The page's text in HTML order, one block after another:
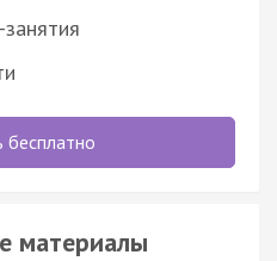
бесплатно
материалы